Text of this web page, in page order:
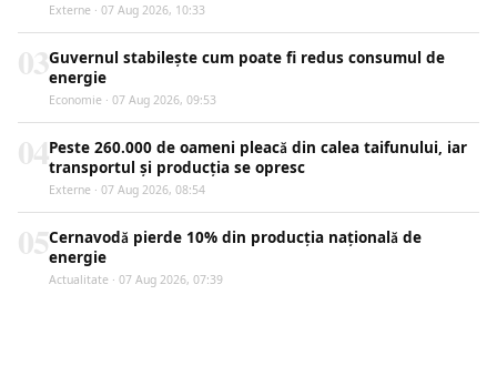
Externe · 07 Aug 2026, 10:33
Guvernul stabilește cum poate fi redus consumul de
energie
Economie · 07 Aug 2026, 09:53
Peste 260.000 de oameni pleacă din calea taifunului, iar
transportul și producția se opresc
Externe · 07 Aug 2026, 08:54
Cernavodă pierde 10% din producția națională de
energie
Actualitate · 07 Aug 2026, 07:39